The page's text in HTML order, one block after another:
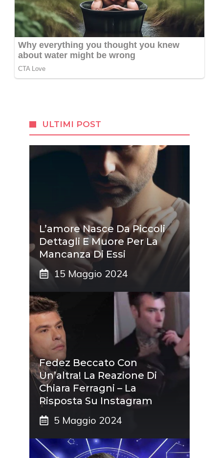
ULTIMI POST
L’amore Nasce Da Piccoli
Dettagli E Muore Per La
Mancanza Di Essi
15 Maggio 2024
Fedez Beccato Con
Un’altra! La Reazione Di
Chiara Ferragni – La
Risposta Su Instagram
5 Maggio 2024